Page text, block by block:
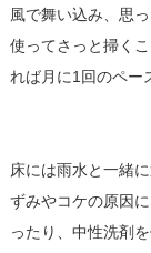
風で舞い込み、思
使ってさっと掃く
れば月に1回のペー
床には雨水と一緒
ずみやコケの原因
ったり、中性洗剤